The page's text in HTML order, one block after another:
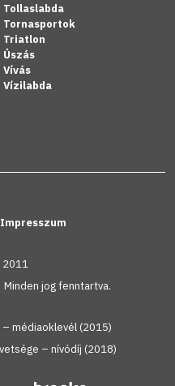
Tollaslabda
Tornasportok
Triatlon
Úszás
Vívás
Vízilabda
Impresszum
2011
jog fenntartva.
– médiaoklevél (2015)
– nívódíj (2018)